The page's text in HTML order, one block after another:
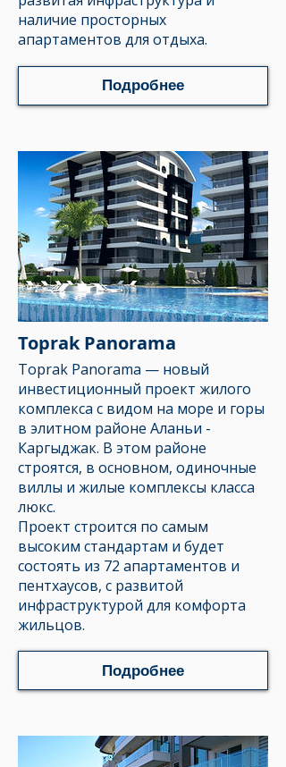
наличие просторных
апартаментов для отдыха.
Подробнее
Toprak Panorama
Toprak Panorama — новый
инвестиционный проект жилого
комплекса с видом на море и горы
в элитном районе Аланьи -
Каргыджак. В этом районе
строятся, в основном, одиночные
виллы и жилые комплексы класса
люкс.
Проект строится по самым
высоким стандартам и будет
состоять из 72 апартаментов и
пентхаусов, с развитой
инфраструктурой для комфорта
жильцов.
Подробнее